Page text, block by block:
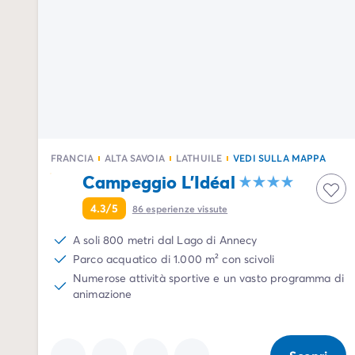
Campeggio all'insegna della natura
Campeggio con bambini
Campeggio con Club Adolescenti
Campeggio con Club Bambini
Campeggio con piscina riscaldata
Campeggio con spa
Campeggio in riva al mare
FRANCIA ALTA SAVOIA LATHUILE VEDI SULLA MAPPA
Campeggio L'Idéal
4.3/5 86esperienze vissute
A soli 800 metri dal Lago di Annecy
Parco acquatico di 1.000 m² con scivoli
Numerose attività sportive e un vasto programma di
animazione